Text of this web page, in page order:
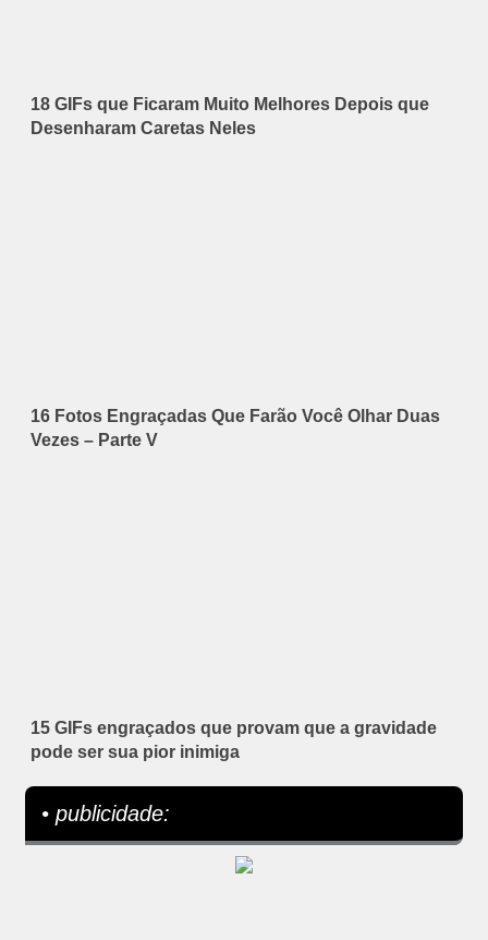
18 GIFs que Ficaram Muito Melhores Depois que
Desenharam Caretas Neles
16 Fotos Engraçadas Que Farão Você Olhar Duas
Vezes – Parte V
15 GIFs engraçados que provam que a gravidade
pode ser sua pior inimiga
• publicidade: